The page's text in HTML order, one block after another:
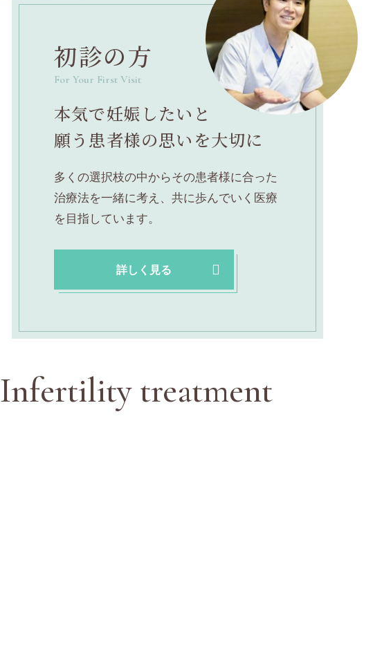
初診の方
For Your First Visit
本気で妊娠したいと
願う患者様の思いを大切に
多くの選択枝の中からその患者様に合った
治療法を一緒に考え、共に歩んでいく医療
を目指しています。
詳しく見る
Infertility treatment